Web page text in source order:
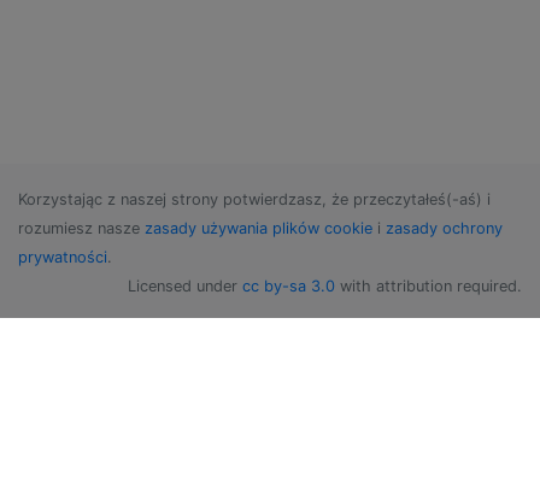
Korzystając z naszej strony potwierdzasz, że przeczytałeś(-aś) i
rozumiesz nasze zasady używania plików cookie i zasady ochrony
prywatności.
Licensed under cc by-sa 3.0 with attribution required.